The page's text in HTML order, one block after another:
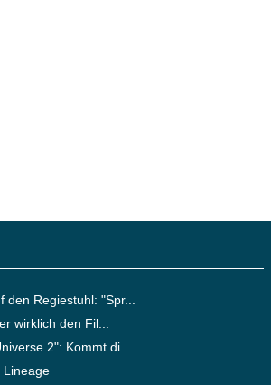
den Regiestuhl: "Spr...
wirklich den Fil...
2": Kommt di...
Lineage